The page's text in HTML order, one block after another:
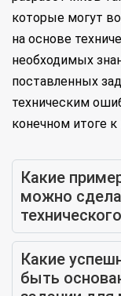
которые могут
на основе
необходимых
поставленных
техническим
конечном итоге к
Какие
можно
Какие
быть